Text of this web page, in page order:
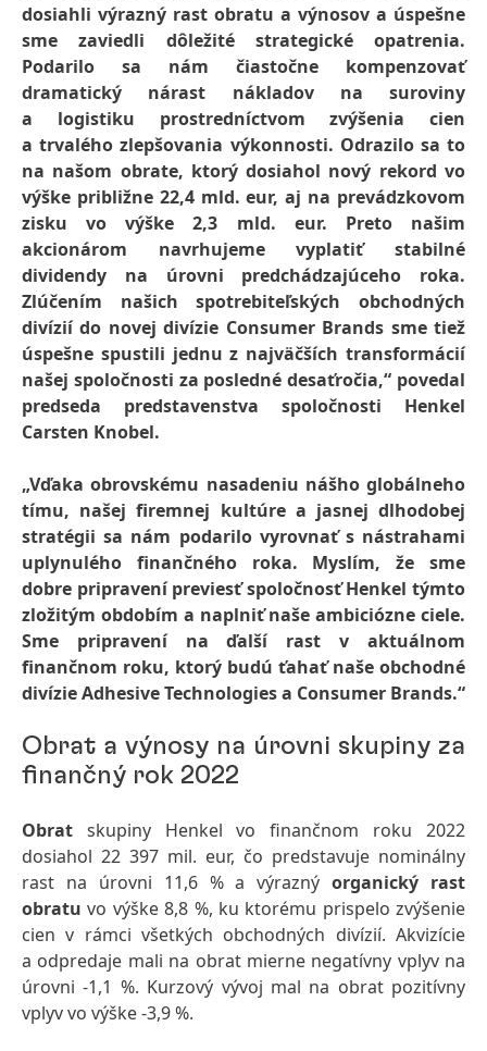
dosiahli výrazný rast obratu a výnosov a úspešne
sme zaviedli dôležité strategické opatrenia.
Podarilo sa nám čiastočne kompenzovať
dramatický nárast nákladov na suroviny
a logistiku prostredníctvom zvýšenia cien
a trvalého zlepšovania výkonnosti. Odrazilo sa to
na našom obrate, ktorý dosiahol nový rekord vo
výške približne 22,4 mld. eur, aj na prevádzkovom
zisku vo výške 2,3 mld. eur.
Preto našim
akcionárom navrhujeme vyplatiť stabilné
dividendy na úrovni predchádzajúceho roka.
Zlúčením našich spotrebiteľských obchodných
divízií do novej divízie Consumer Brands sme tiež
úspešne spustili jednu z najväčších transformácií
našej spoločnosti za posledné desaťročia,“ povedal
predseda predstavenstva spoločnosti Henkel
Carsten Knobel.
„Vďaka obrovskému nasadeniu nášho globálneho
tímu, našej firemnej kultúre a jasnej dlhodobej
stratégii sa nám podarilo vyrovnať s nástrahami
uplynulého finančného roka.
Myslím, že sme
dobre pripravení previesť spoločnosť Henkel týmto
zložitým obdobím a naplniť naše ambiciózne ciele.
Sme pripravení na ďalší rast v aktuálnom
finančnom roku, ktorý budú ťahať naše obchodné
divízie Adhesive Technologies a Consumer Brands.“
Obrat a výnosy na úrovni skupiny za
finančný rok 2022
Obrat skupiny Henkel vo finančnom roku 2022
dosiahol 22 397 mil. eur, čo predstavuje nominálny
rast na úrovni 11,6 % a výraznýorganický rast
obratuvo výške 8,8 %, ku ktorému prispelo zvýšenie
cien v rámci všetkých obchodných divízií. Akvizície
a odpredaje mali na obrat mierne negatívny vplyv na
úrovni -1,1 %. Kurzový vývoj mal na obrat pozitívny
vplyv vo výške -3,9 %.